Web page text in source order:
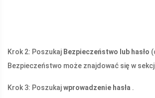
Krok 2: Poszukaj Bezpieczeństwo lub hasło
Bezpieczeństwo może znajdować się w
Krok 3: Poszukajwprowadzenie hasła .